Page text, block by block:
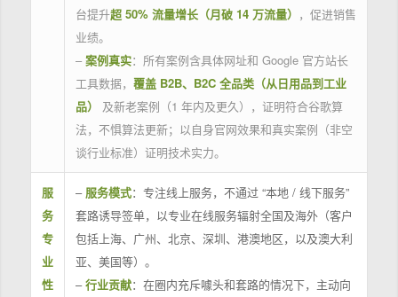
台提升超 50% 流量增长（月破 14 万流量） ，促进销售
业绩。
– 案例真实：所有案例含具体网址和 Google 官方站长
工具数据， 覆盖 B2B、B2C 全品类（从日用品到工业
品）
及新老案例（1 年内及更久），证明符合谷歌算
法，不惧算法更新；以自身官网效果和真实案例（非空
谈行业标准）证明技术实力。
服
务
专
业
性
– 服务模式：专注线上服务，不通过 “本地 / 线下服务”
套路诱导签单，以专业在线服务辐射全国及海外（客户
包括上海、广州、北京、深圳、港澳地区，以及澳大利
亚、美国等）。
–行业贡献：在圈内充斥噱头和套路的情况下，主动向